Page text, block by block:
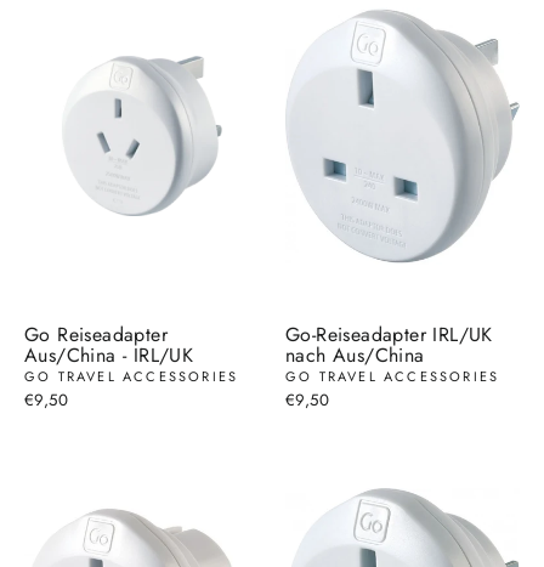
Go Reiseadapter
Aus/China - IRL/UK
GO TRAVEL ACCESSORIES
€9,50
Go-Reiseadapter IRL/UK
nach Aus/China
GO TRAVEL ACCESSORIES
€9,50